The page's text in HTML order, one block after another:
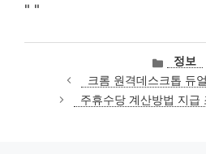
" "
카
테
고
리
정보
크롬 원격데스크톱 듀
주휴수당 계산방법 지급